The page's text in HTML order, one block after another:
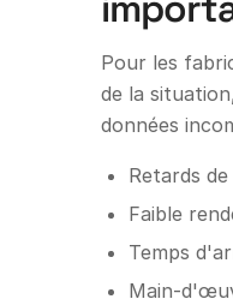
Pour les
de la
données
Retards
Faible
Temps
Main-